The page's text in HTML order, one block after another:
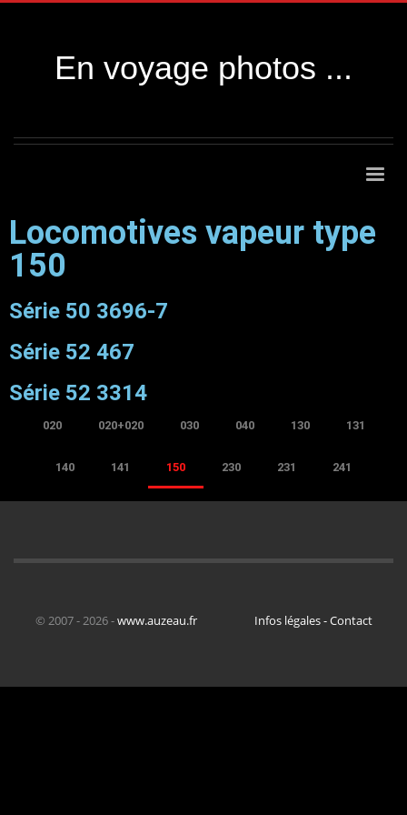
En voyage photos ...
Locomotives vapeur type
150
Série 50 3696-7
Série 52 467
Série 52 3314
020 020+020 030 040 130 131
140 141 150 230 231 241
© 2007 - 2026 -www.auzeau.fr Infos légales - Contact